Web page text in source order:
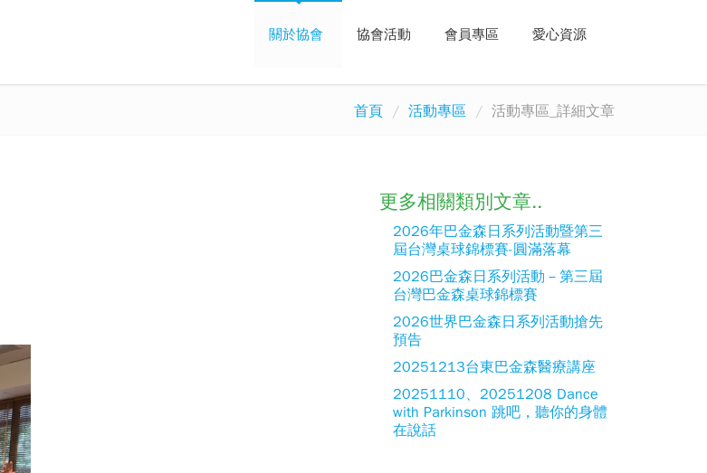
關於協會 協會活動 會員專區 愛心資源
首頁 活動專區 活動專區_詳細文章
更多相關類別文章..
2026年巴金森日系列活動暨第三
屆台灣桌球錦標賽-圓滿落幕
2026巴金森日系列活動－第三屆
台灣巴金森桌球錦標賽
2026世界巴金森日系列活動搶先
預告
20251213台東巴金森醫療講座
20251110、20251208 Dance
with Parkinson 跳吧，聽你的身體
在說話